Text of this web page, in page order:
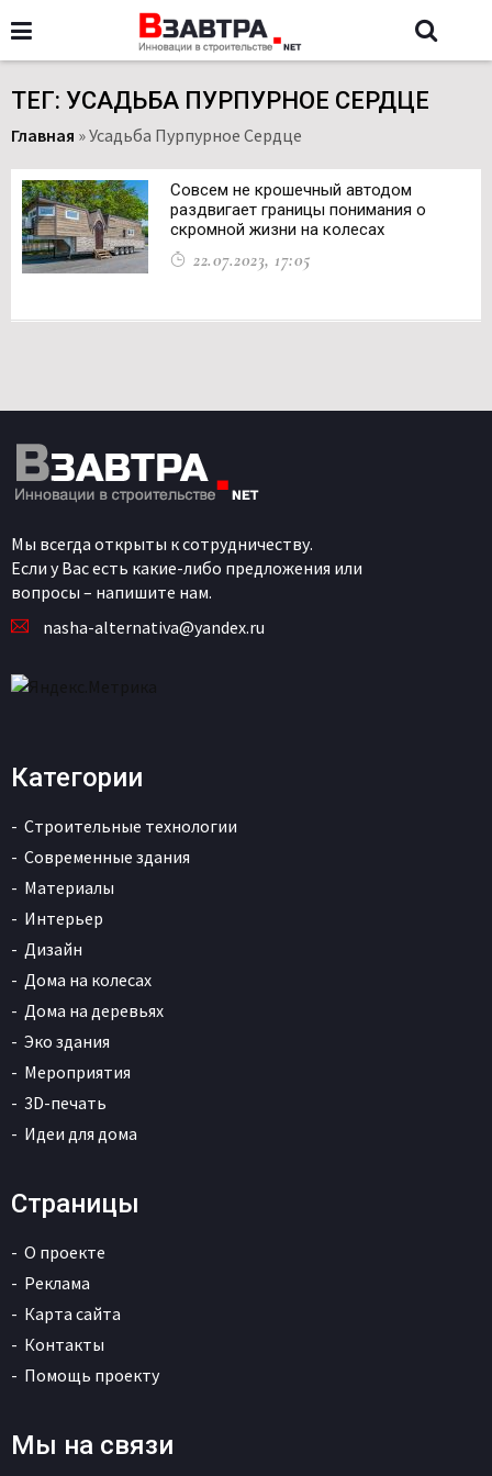
ТЕГ: УСАДЬБА ПУРПУРНОЕ СЕРДЦЕ
Главная »Усадьба Пурпурное Сердце
Совсем не крошечный автодом
раздвигает границы понимания о
скромной жизни на колесах
22.07.2023, 17:05
Мы всегда открыты к сотрудничеству.
Если у Вас есть какие-либо предложения или
вопросы – напишите нам.
nasha-alternativa@yandex.ru
Категории
Строительные технологии
Современные здания
Материалы
Интерьер
Дизайн
Дома на колесах
Дома на деревьях
Эко здания
Мероприятия
3D-печать
Идеи для дома
Страницы
О проекте
Реклама
Карта сайта
Контакты
Помощь проекту
Мы на связи